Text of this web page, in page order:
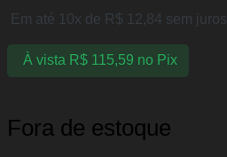
Em até 10x de R$ 12,84 sem juros
À vista R$115,59 no Pix
Fora de estoque